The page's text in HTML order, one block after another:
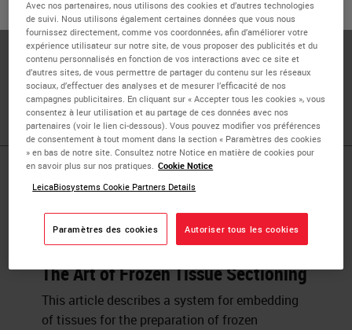
OUI ou Non
Dr. Peters received his BA and MD from Boston University.
He is currently the Director of Surgical Pathology and
Associate Professor of Pathology at the New Jersey
Medical School, Rutgers University. He is also the
President of Pathology Innovations, LLC.
Published Pieces by
Dr. Stephen
The Art of Frozen Tissue Sectioning
This article describes a system for embedding
of tissues for the preparation of frozen
Avec nos partenaires, nous utilisons des cookies et d’autres technologies
de suivi. Nous utilisons également certaines données que vous nous
fournissez directement, comme vos coordonnées, afin d’améliorer votre
expérience utilisateur sur notre site, de vous proposer des publicités et du
contenu personnalisés en fonction de vos interactions avec ce site et
d’autres sites, de vous permettre de partager du contenu sur les réseaux
sociaux, d’effectuer des analyses et de mesurer l’efficacité de nos
campagnes publicitaires. En cliquant sur « Accepter tous les cookies », vous
consentez à leur utilisation et au partage de ces données avec nos
partenaires (voir le lien ci-dessous). Vous pouvez modifier vos préférences
de consentement à tout moment dans la section « Paramètres des cookies
» en bas de notre site. Consultez notre Notice en matière de cookies pour
en savoir plus sur nos pratiques.
Cookie Notice
LeicaBiosystems Cookie Partners Details
Paramètres des cookies Autoriser tous les cookies